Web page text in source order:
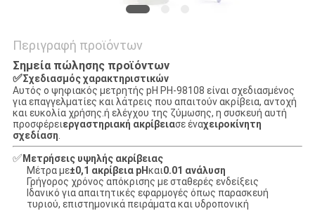
Περιγραφή προϊόντων
Σημεία πώλησης προϊόντων
✅Σχεδιασμός χαρακτηριστικών
Αυτός ο ψηφιακός μετρητής pH PH-98108 είναι σχεδιασμένος
για επαγγελματίες και λάτρεις που απαιτούν ακρίβεια, αντοχή
και ευκολία χρήσης.ή ελέγχου της ζύμωσης, η συσκευή αυτή
προσφέρειεργαστηριακή ακρίβειασε έναχειροκίνητη
σχεδίαση.
✅ Μετρήσεις υψηλής ακρίβειας
Μέτρα με±0,1 ακρίβεια pHκαι0.01 ανάλυση
Γρήγορος χρόνος απόκρισης με σταθερές ενδείξεις
Ιδανικό για απαιτητικές εφαρμογές όπως παρασκευή
τυριού, επιστημονικά πειράματα και υδροπονική